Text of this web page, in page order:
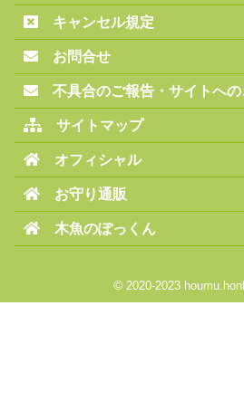
不具合のご報告・サイトへの
サイトマップ
オフィシャル
お守り通販
木魚のぽっくん
©2020-2023